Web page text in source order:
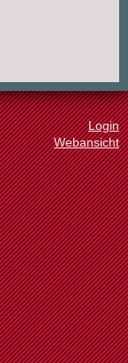
Login
Webansicht